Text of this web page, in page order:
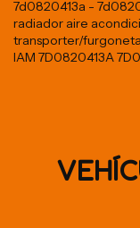
7d0820413a -
radiador aire
transporter/
IAM 7D0820413A